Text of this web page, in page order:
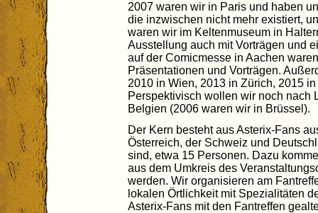
2007 waren wir in Paris und haben
die inzwischen nicht mehr existiert,
waren wir im Keltenmuseum in
Ausstellung auch mit Vorträgen und
auf der Comicmesse in Aachen
Präsentationen und Vorträgen.
2010 in Wien, 2013 in Zürich, 2015
Perspektivisch wollen wir noch nach
Belgien (2006 waren wir in Brüssel).
Der Kern besteht aus Asterix-Fans
Österreich, der Schweiz und
sind, etwa 15 Personen. Dazu
aus dem Umkreis des
werden. Wir organisieren am
lokalen Örtlichkeit mit Spezialitäten
Asterix-Fans mit den Fantreffen